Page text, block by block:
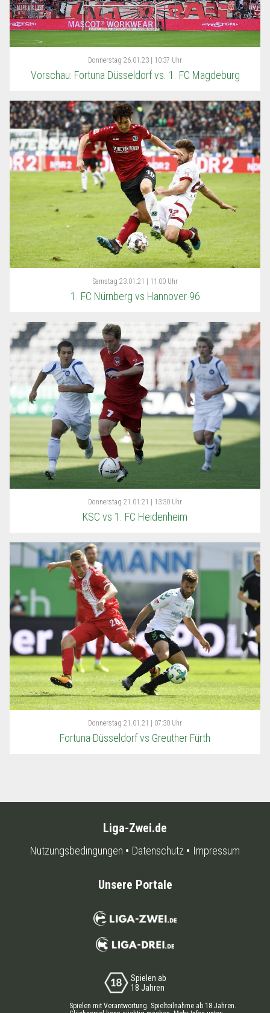
Donnerstag 26.01.23 | 10:37 Uhr
Vorschau: Fortuna Düsseldorf vs. 1. FC Magdeburg
Samstag 23.01.21 | 11:00 Uhr
1. FC Nürnberg vs Hannover 96
Donnerstag 21.01.21 | 13:30 Uhr
KSC vs 1. FC Heidenheim
Donnerstag 21.01.21 | 07:30 Uhr
Fortuna Düsseldorf vs Greuther Fürth
Liga-Zwei.de
Nutzungsbedingungen Datenschutz Impressum
Unsere Portale
Spielen ab
18 Jahren
Spielen mit Verantwortung. Spielteilnahme ab 18 Jahren.